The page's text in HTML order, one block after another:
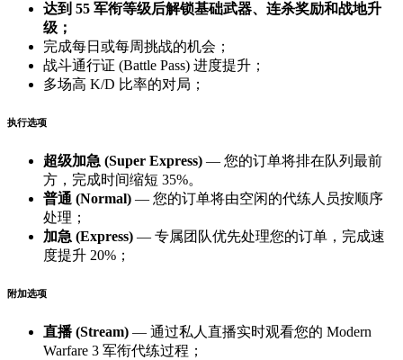
达到 55 军衔等级后解锁基础武器、连杀奖励和战地升
级；
完成每日或每周挑战的机会；
战斗通行证 (Battle Pass) 进度提升；
多场高 K/D 比率的对局；
执行选项
超级加急 (Super Express) — 您的订单将排在队列最前
方，完成时间缩短 35%。
普通 (Normal) — 您的订单将由空闲的代练人员按顺序
处理；
加急 (Express) — 专属团队优先处理您的订单，完成速
度提升 20%；
附加选项
直播 (Stream) — 通过私人直播实时观看您的 Modern
Warfare 3 军衔代练过程；